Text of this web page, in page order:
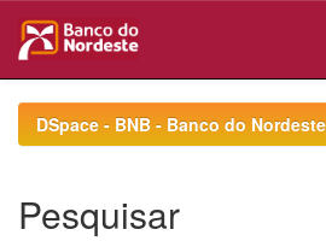
navigationDSpace - BNB - Banco do
Pesquisar